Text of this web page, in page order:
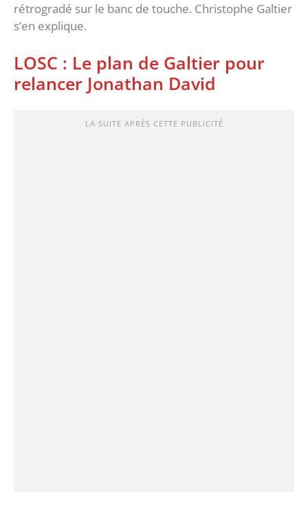
rétrogradé sur le banc de touche. Christophe Galtier
s’en explique.
LOSC : Le plan de Galtier pour
relancer Jonathan David
LA SUITE APRÈS CETTE PUBLICITÉ